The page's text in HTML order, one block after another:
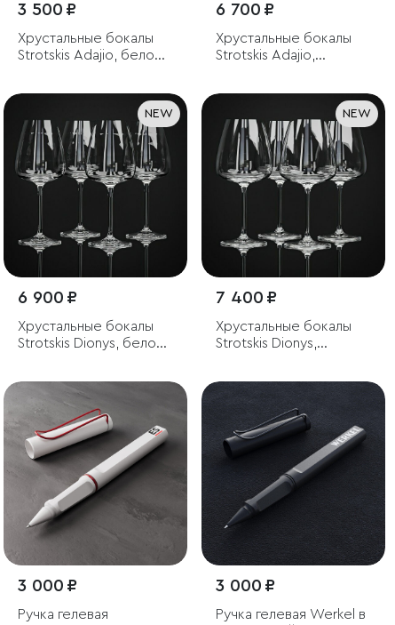
3 500 ₽
Хрустальные бокалы
Strotskis Adajio, белое
6 700 ₽
Хрустальные бокалы
Strotskis Adajio,
NEW
6 900 ₽
Хрустальные бокалы
Strotskis Dionys, белое
NEW
7 400 ₽
Хрустальные бокалы
Strotskis Dionys,
3 000 ₽
Ручка гелевая
3 000 ₽
Ручка гелевая Werkel в